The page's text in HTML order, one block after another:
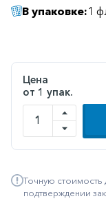
Гинекология
В упаковке:1
Цена
от 1 упак.
Точную стоимость
подтверждении